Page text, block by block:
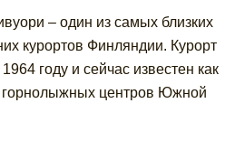
– один из самых близких
курортов Финляндии. Курорт
году и сейчас известен как
центров Южной